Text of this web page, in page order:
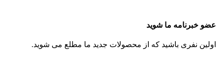
عضو خبرنامه ما شوید
اولین نفری باشید که از محصولات جدید ما مطلع می شوید.